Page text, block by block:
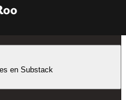
en Substack